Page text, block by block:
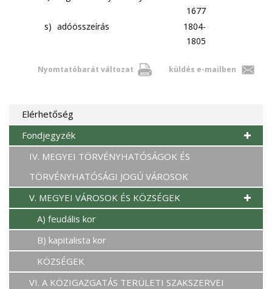
1677
s) adóösszeírás
1804-
1805
Nyomtatóbarát változat küldés e-mailben
Elérhetőség
Fondjegyzék
IV. MEGYEI TÖRVÉNYHATÓSÁGOK ÉS
TÖRVÉNYHATÓSÁGI JOGÚ VÁROSOK
V. MEGYEI VÁROSOK ÉS KÖZSÉGEK
A) feudális kor
B) kapitalista kor
KÖZSÉGEK
VI. A KÖZIGAZGATÁS TERÜLETI SZAKSZERVEI